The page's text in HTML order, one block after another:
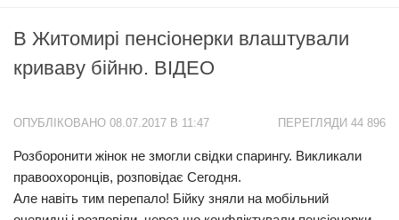
Дніпро
Львів
Харків
Донбас
Одеса
Схід
В Житомирі пенсіонерки влаштували
криваву бійню. ВІДЕО
ПЕРЕГЛЯДИ 44 896
ОПУБЛІКОВАНО 08.07.2017 В 11:47
Розборонити жінок не змогли свідки спарингу. Викликали
правоохоронців, розповідає Сегодня.
Але навіть тим перепало! Бійку зняли на мобільний